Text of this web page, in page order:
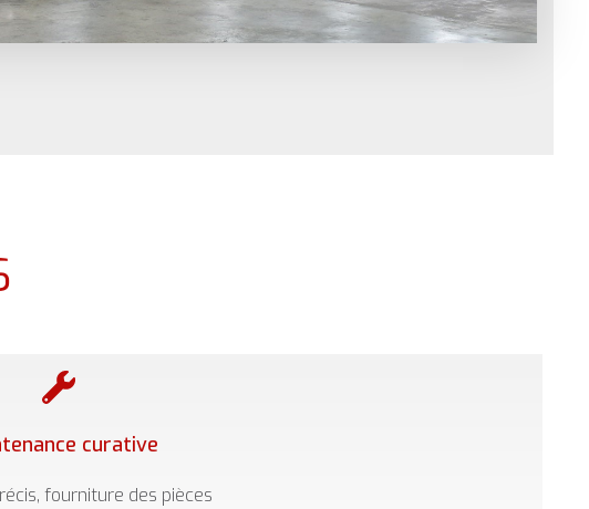
curative
fourniture des pièces